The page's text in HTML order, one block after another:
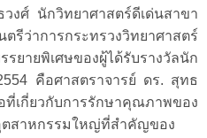
วงศ์ นักวิทยาศาสตร์ดีเด่นสาขา
ตรีว่าการกระทรวงวิทยาศาสตร์
ยายพิเศษของผู้ได้รับรางวัลนัก
คือศาสตราจารย์ ดร. สุทธ
ยวกับการรักษาคุณภาพของ
สาหกรรมใหญ่ที่สำคัญของ